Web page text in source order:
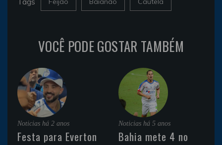
VOCÊ PODE GOSTAR TAMBÉM
Noticias há 2 anos
Festa para Everton
Noticias há 5 anos
Bahia mete 4 no